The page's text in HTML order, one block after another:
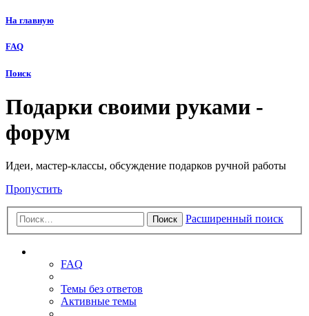
На главную
FAQ
Поиск
Подарки своими руками -
форум
Идеи, мастер-классы, обсуждение подарков ручной работы
Пропустить
Поиск Расширенный поиск
FAQ
Темы без ответов
Активные темы